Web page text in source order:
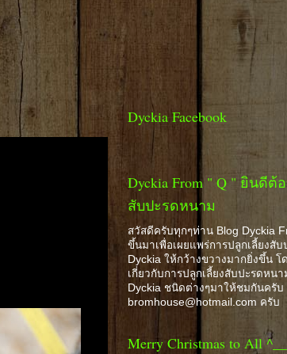
Dyckia Facebook
Dyckia From " Q " ยินดีต้
สับปะรดหนาม
สวัสดีครับทุกๆท่าน Blog Dyckia
ขึ้นมาเพื่อเผยแพร่การปลูกเลี้ยงสั
Dyckia ให้กว้างขวางมากยิ่งขึ้น โ
เกี่ยวกับการปลูกเลี้ยงสับปะรดหน
Dyckia ชนิดต่างๆมาให้ชมกันครั
bromhouse@hotmail.com ครับ
Merry Christmas to All